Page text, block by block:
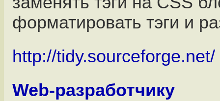
форматировать тэги и
http://tidy.sourceforge.net/
Web-разработчику